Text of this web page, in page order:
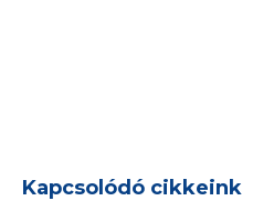
Kapcsolódó cikkeink